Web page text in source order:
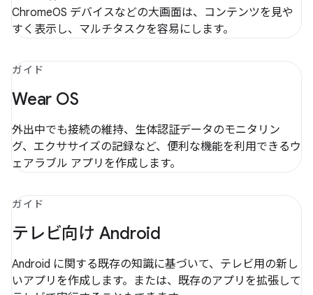
ChromeOS デバイスなどの大画面は、コンテンツを見や
すく表示し、マルチタスクを容易にします。
ガイド
Wear OS
外出中でも接続の維持、生体認証データのモニタリン
グ、エクササイズの記録など、便利な機能を利用できるウ
ェアラブル アプリを作成します。
ガイド
テレビ向け Android
Android に関する既存の知識に基づいて、テレビ用の新し
いアプリを作成します。または、既存のアプリを拡張して